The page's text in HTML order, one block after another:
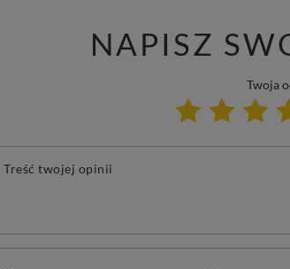
NAPISZ
Twoja
Treść twojej opinii